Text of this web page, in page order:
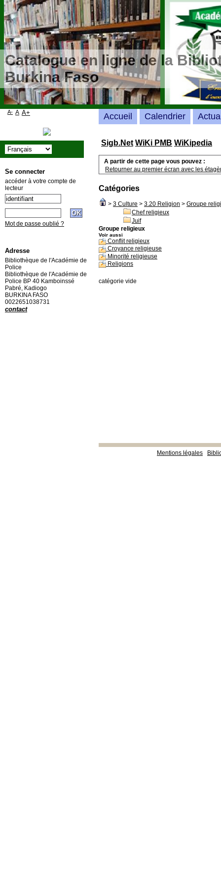
Catalogue en ligne de la
Burkina Faso
Sigb.Net WiKi PMB WiKipedia
A partir de cette page vous pouvez :
Retourner au premier écran avec les
Catégories
> 3 Culture > 3.20 Religion > Groupe
Chef religieux
Juif
Groupe religieux
Voir aussi
Conflit religieux
Croyance religieuse
Minorité religieuse
Religions
catégorie vide
Mentions légales
Accueil Calendrier
A- A A+
Se connecter
accéder à votre compte de
lecteur
Mot de passe oublié ?
Adresse
Bibliothèque de l'Académie de
Police
Bibliothèque de l'Académie de
Police BP 40 Kamboinssé
Pabré, Kadiogo
BURKINA FASO
0022651038731
contact